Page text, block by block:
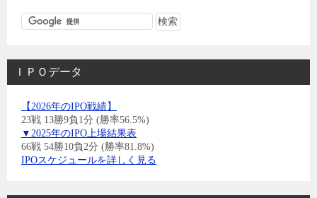
ＩＰＯデータ
【2026年のIPO戦績】
23戦 13勝9負1分 (勝率56.5%)
▼2025年のIPO上場結果表
66戦 54勝10負2分 (勝率81.8%)
IPOスケジュールを詳しく見る